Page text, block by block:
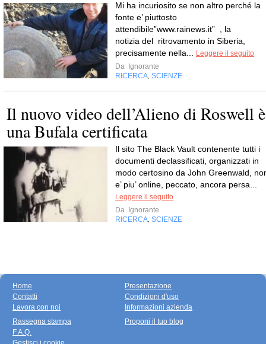
Mi ha incuriosito se non altro perché la
fonte e’ piuttosto
attendibile”www.rainews.it” , la
notizia del ritrovamento in Siberia,
precisamente nella...
Leggere il seguito
Da
Ignorante
RICERCA SCIENZE
Il nuovo video dell’Alieno di Roswell è
una Bufala certificata
Il sito The Black Vault contenente tutti i
documenti declassificati, organizzati in
modo certosino da John Greenwald,
e’ piu’ online, peccato, ancora persa...
Leggere il seguito
Da
Ignorante
RICERCA SCIENZE
Home
Contatti
Lavora con noi
Presentazione
Condizioni d'uso
Informazioni azienda
Rassegna stampa
F.A.Q.
Proponi il tuo blog